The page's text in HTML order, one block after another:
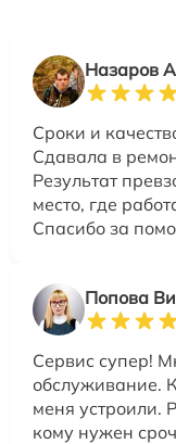
Назаров
Сроки и
Сдавала в
Результат
место, где
Спасибо за
Попова
Сервис супер!
обслуживание.
меня устроили.
кому нужен